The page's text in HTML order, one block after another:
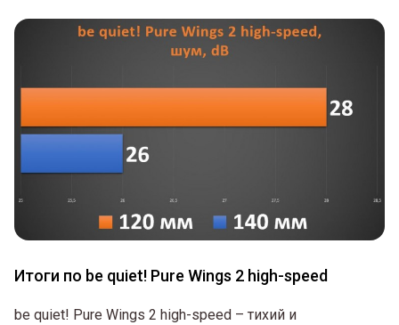
Итоги по be quiet! Pure Wings 2 high-speed
be quiet! Pure Wings 2 high-speed – тихий и